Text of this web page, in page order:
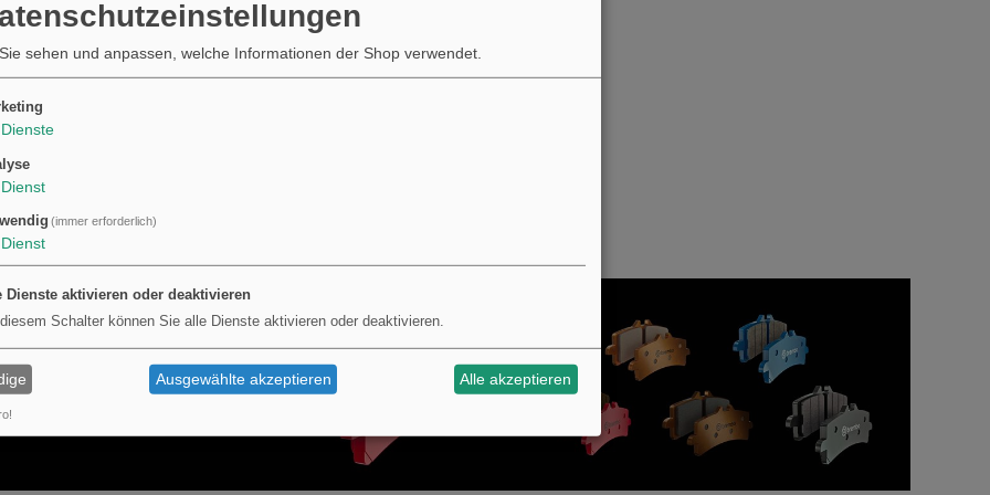
FC 250
FC 250
2018
FC 350
sehen und anpassen, welche Informationen der Shop verwendet.
Dienste
Dienst
(immer erforderlich)
Dienst
Dienste aktivieren oder deaktivieren
Schalter können Sie alle Dienste aktivieren oder deaktivieren.
Ausgewählte akzeptieren Alle akzeptieren